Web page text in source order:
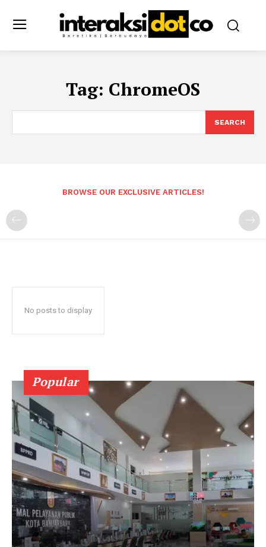
Tag: ChromeOS
SEARCH
BROWSE OUR EXCLUSIVE ARTICLES!
No posts to display
Popular